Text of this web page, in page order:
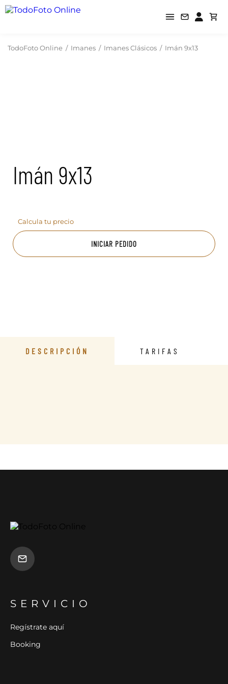
TodoFoto Online / Imanes / Imanes Clásicos / Imán 9x13
Imán 9x13
Calcula tu precio
INICIAR PEDIDO
DESCRIPCIÓN TARIFAS
SERVICIO
Regístrate aquí
Booking